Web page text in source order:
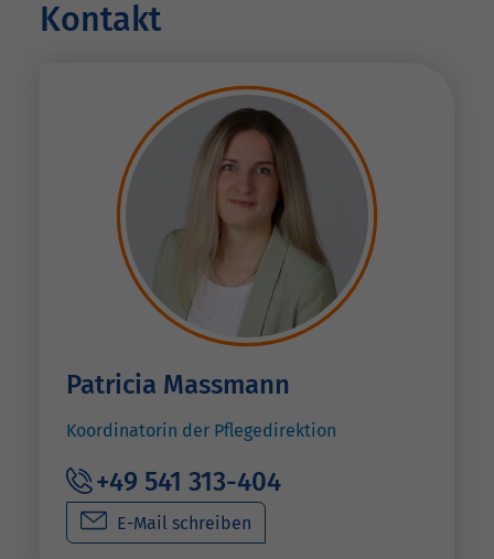
Kontakt
Patricia Massmann
Koordinatorin der Pflegedirektion
+49 541 313-404
E-Mail schreiben